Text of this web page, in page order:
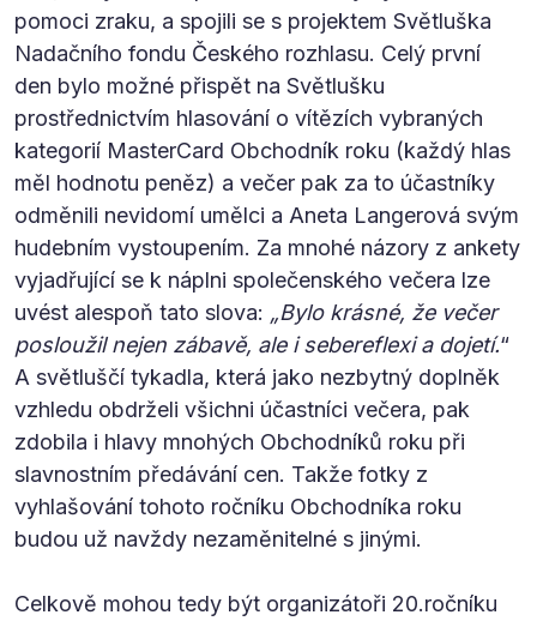
pomoci zraku, a spojili se s projektem Světluška
Nadačního fondu Českého rozhlasu. Celý první
den bylo možné přispět na Světlušku
prostřednictvím hlasování o vítězích vybraných
kategorií MasterCard Obchodník roku (každý hlas
měl hodnotu peněz) a večer pak za to účastníky
odměnili nevidomí umělci a Aneta Langerová svým
hudebním vystoupením. Za mnohé názory z ankety
vyjadřující se k náplni společenského večera lze
uvést alespoň tato slova: „Bylo krásné, že večer
posloužil nejen zábavě, ale i sebereflexi a dojetí.“
A světluščí tykadla, která jako nezbytný doplněk
vzhledu obdrželi všichni účastníci večera, pak
zdobila i hlavy mnohých Obchodníků roku při
slavnostním předávání cen. Takže fotky z
vyhlašování tohoto ročníku Obchodníka roku
budou už navždy nezaměnitelné s jinými.
Celkově mohou tedy být organizátoři 20.ročníku